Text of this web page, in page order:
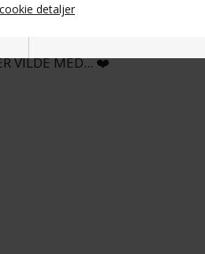
detaljer
Markedsføring
VILDE MED... ❤️